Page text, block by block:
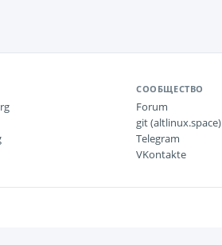
СООБЩЕСТВО
Forum
git (altlinux.space)
Telegram
VKontakte